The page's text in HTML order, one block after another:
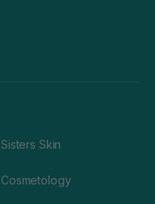
Sisters Skin
Cosmetology